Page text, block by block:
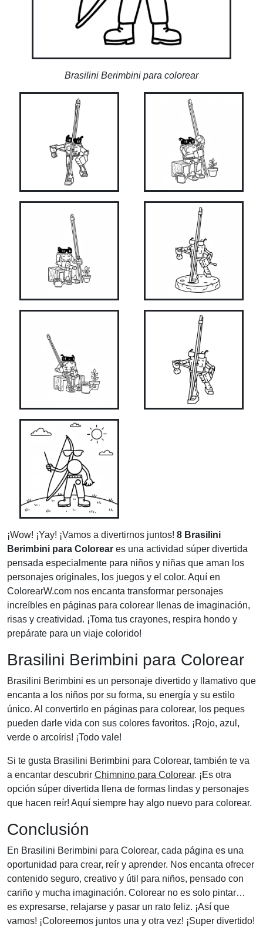
Brasilini Berimbini para colorear
¡Wow! ¡Yay! ¡Vamos a divertirnos juntos! 8 Brasilini
Berimbini para Colorear es una actividad súper divertida
pensada especialmente para niños y niñas que aman los
personajes originales, los juegos y el color. Aquí en
ColorearW.com nos encanta transformar personajes
increíbles en páginas para colorear llenas de imaginación,
risas y creatividad. ¡Toma tus crayones, respira hondo y
prepárate para un viaje colorido!
Brasilini Berimbini para Colorear
Brasilini Berimbini es un personaje divertido y llamativo que
encanta a los niños por su forma, su energía y su estilo
único. Al convertirlo en páginas para colorear, los peques
pueden darle vida con sus colores favoritos. ¡Rojo, azul,
verde o arcoíris! ¡Todo vale!
Si te gusta Brasilini Berimbini para Colorear, también te va
a encantar descubrir Chimnino para Colorear. ¡Es otra
opción súper divertida llena de formas lindas y personajes
que hacen reír! Aquí siempre hay algo nuevo para colorear.
Conclusión
En Brasilini Berimbini para Colorear, cada página es una
oportunidad para crear, reír y aprender. Nos encanta ofrecer
contenido seguro, creativo y útil para niños, pensado con
cariño y mucha imaginación. Colorear no es solo pintar…
es expresarse, relajarse y pasar un rato feliz. ¡Así que
vamos! ¡Coloreemos juntos una y otra vez! ¡Super divertido!